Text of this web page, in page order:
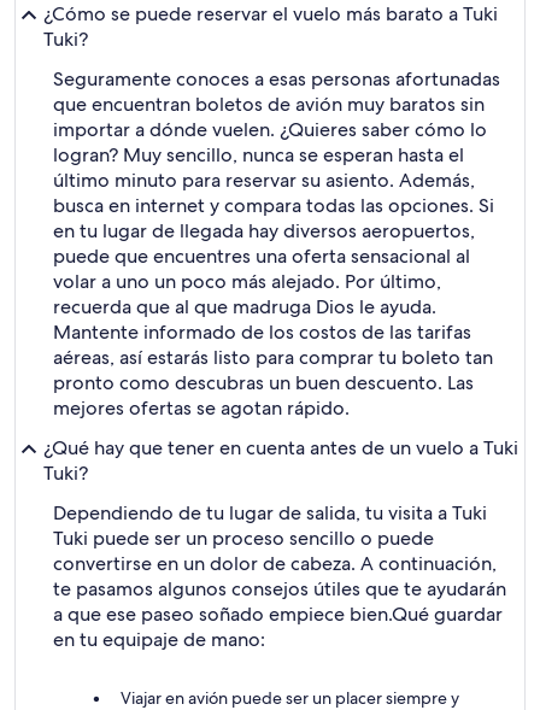
¿Cómo se puede reservar el vuelo más barato a Tuki
Tuki?
Seguramente conoces a esas personas afortunadas
que encuentran boletos de avión muy baratos sin
importar a dónde vuelen. ¿Quieres saber cómo lo
logran? Muy sencillo, nunca se esperan hasta el
último minuto para reservar su asiento. Además,
busca en internet y compara todas las opciones. Si
en tu lugar de llegada hay diversos aeropuertos,
puede que encuentres una oferta sensacional al
volar a uno un poco más alejado. Por último,
recuerda que al que madruga Dios le ayuda.
Mantente informado de los costos de las tarifas
aéreas, así estarás listo para comprar tu boleto tan
pronto como descubras un buen descuento. Las
mejores ofertas se agotan rápido.
¿Qué hay que tener en cuenta antes de un vuelo a Tuki
Tuki?
Dependiendo de tu lugar de salida, tu visita a Tuki
Tuki puede ser un proceso sencillo o puede
convertirse en un dolor de cabeza. A continuación,
te pasamos algunos consejos útiles que te ayudarán
a que ese paseo soñado empiece bien.Qué guardar
en tu equipaje de mano:
Viajar en avión puede ser un placer siempre y